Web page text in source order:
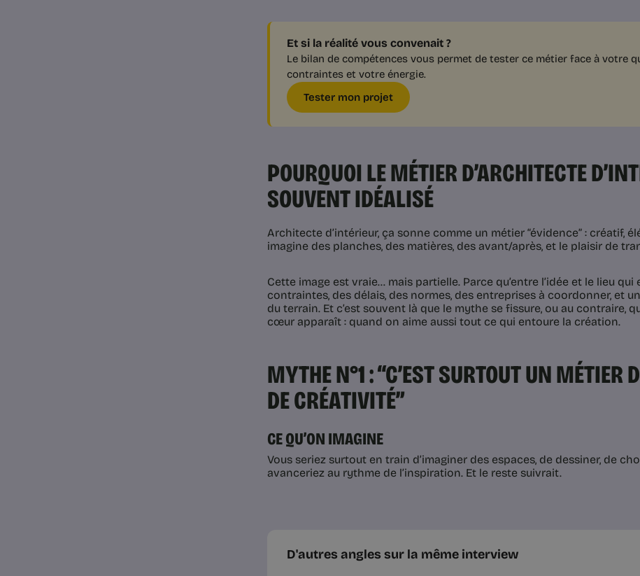
Et si la réalité vous convenait ?
Le bilan de compétences vous permet de tester ce métier face à votre
contraintes et votre énergie.
Tester mon projet
POURQUOI LE MÉTIER D’ARCHITECTE
SOUVENT IDÉALISÉ
Architecte d’intérieur, ça sonne comme un métier “évidence” : créatif,
imagine des planches, des matières, des avant/après, et le plaisir de
Cette image est vraie… mais partielle. Parce qu’entre l’idée et le lieu
contraintes, des délais, des normes, des entreprises à coordonner, et
du terrain. Et c’est souvent là que le mythe se fissure, ou au contraire,
cœur apparaît : quand on aime aussi tout ce qui entoure la création.
MYTHE N°1 : “C’EST SURTOUT UN MÉTIER
DE CRÉATIVITÉ”
CE QU’ON IMAGINE
Vous seriez surtout en train d’imaginer des espaces, de dessiner, de
avanceriez au rythme de l’inspiration. Et le reste suivrait.
D'autres angles sur la même interview